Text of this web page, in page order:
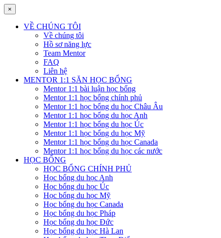
×
VỀ CHÚNG TÔI
Về chúng tôi
Hồ sơ năng lực
Team Mentor
FAQ
Liên hệ
MENTOR 1:1 SĂN HỌC BỔNG
Mentor 1:1 bài luận học bổng
Mentor 1:1 học bổng chính phủ
Mentor 1:1 học bổng du học Châu Âu
Mentor 1:1 học bổng du học Anh
Mentor 1:1 học bổng du học Úc
Mentor 1:1 học bổng du học Mỹ
Mentor 1:1 học bổng du học Canada
Mentor 1:1 học bổng du học các nước
HỌC BỔNG
HỌC BỔNG CHÍNH PHỦ
Học bổng du học Anh
Học bổng du học Úc
Học bổng du học Mỹ
Học bổng du học Canada
Học bổng du học Pháp
Học bổng du học Đức
Học bổng du học Hà Lan